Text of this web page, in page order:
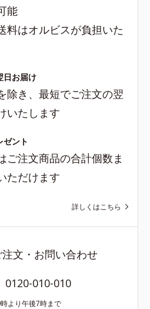
能
料はオルビスが負担いた
日お届け
除き、最短でご注文の翌
いたします
ゼント
ご注文商品の合計個数ま
ただけます
詳しくはこちら
文・お問い合わせ
0120-010-010
より午後7時まで